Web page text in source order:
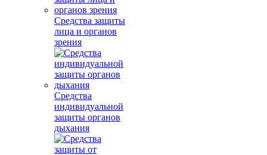
Средства защиты
лица и органов
зрения
Средства
индивидуальной
защиты органов
дыхания